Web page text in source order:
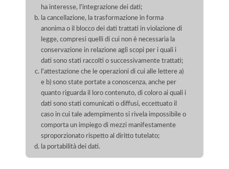
ha interesse, l'integrazione dei dati;
la cancellazione, la trasformazione in forma
anonima o il blocco dei dati trattati in violazione di
legge, compresi quelli di cui non è necessaria la
conservazione in relazione agli scopi per i quali i
dati sono stati raccolti o successivamente trattati;
l'attestazione che le operazioni di cui alle lettere a)
e b) sono state portate a conoscenza, anche per
quanto riguarda il loro contenuto, di coloro ai quali i
dati sono stati comunicati o diffusi, eccettuato il
caso in cui tale adempimento si rivela impossibile o
comporta un impiego di mezzi manifestamente
sproporzionato rispetto al diritto tutelato;
la portabilità dei dati.